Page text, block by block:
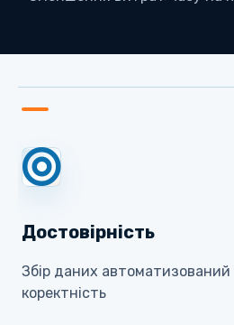
Достовірність
Збір даних автоматизований
коректність